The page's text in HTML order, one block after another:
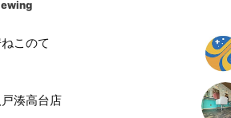
このて
湊高台店